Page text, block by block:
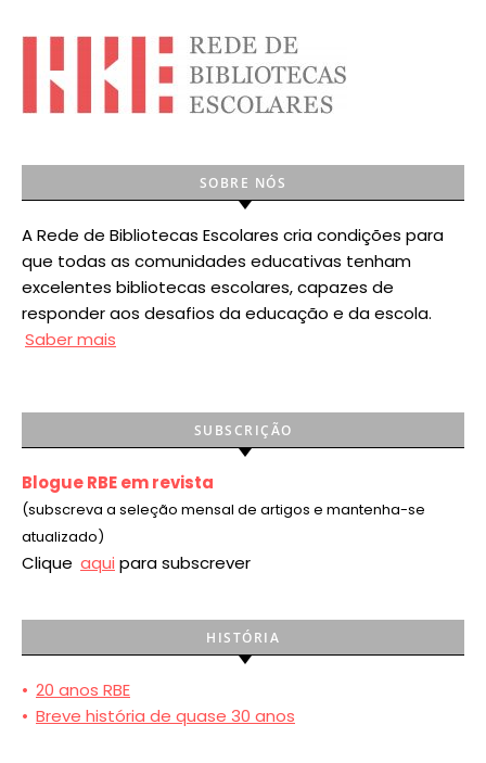
SOBRE NÓS
A Rede de Bibliotecas Escolares cria condições para
que todas as comunidades educativas tenham
excelentes bibliotecas escolares, capazes de
responder aos desafios da educação e da escola.
Saber mais
SUBSCRIÇÃO
Blogue RBE em revista
(subscreva a seleção mensal de artigos e mantenha-se
atualizado)
Clique aqui para subscrever
HISTÓRIA
• 20 anos RBE
• Breve história de quase 30 anos